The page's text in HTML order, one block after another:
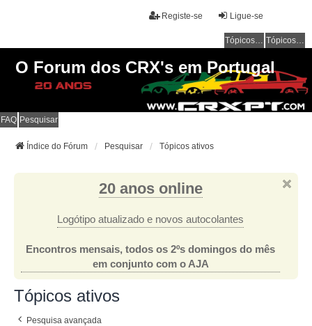
Ligue-se
Registe-se
Tópicos sem resposta Tópicos ativos
O Forum dos CRX's em Portugal
FAQ Pesquisar
Índice do Fórum Pesquisar Tópicos ativos
20 anos online
Logótipo atualizado e novos autocolantes
Encontros mensais, todos os 2ºs domingos do mês
em conjunto com o AJA
Tópicos ativos
Pesquisa avançada